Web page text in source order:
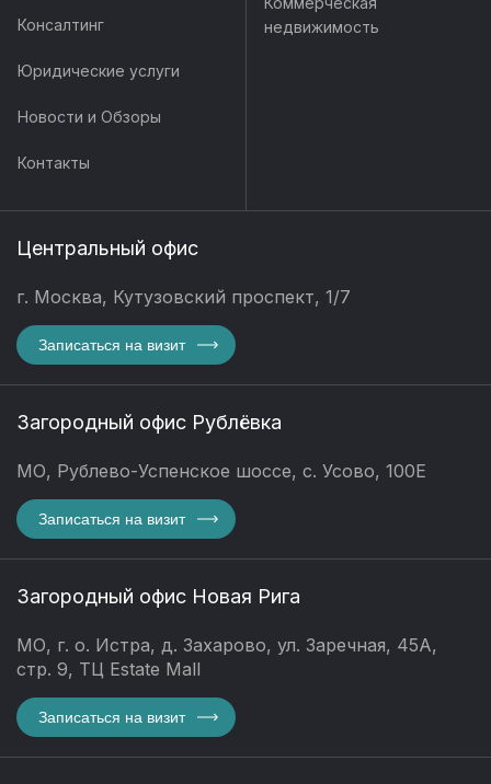
Консалтинг
Юридические услуги
Новости и Обзоры
Контакты
недвижимость
Центральный офис
г. Москва, Кутузовский проспект, 1/7
Записаться на визит
Загородный офис Рублёвка
МО, Рублево-Успенское шоссе, с. Усово, 100Е
Записаться на визит
Загородный офис Новая Рига
МО, г. о. Истра, д. Захарово, ул. Заречная, 45А,
стр. 9, ТЦ Estate Mall
Записаться на визит